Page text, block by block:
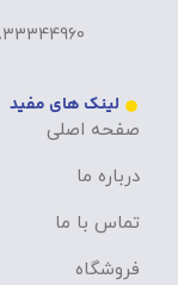
لینک های مفید
صفحه اصلی
درباره ما
تماس با ما
فروشگاه